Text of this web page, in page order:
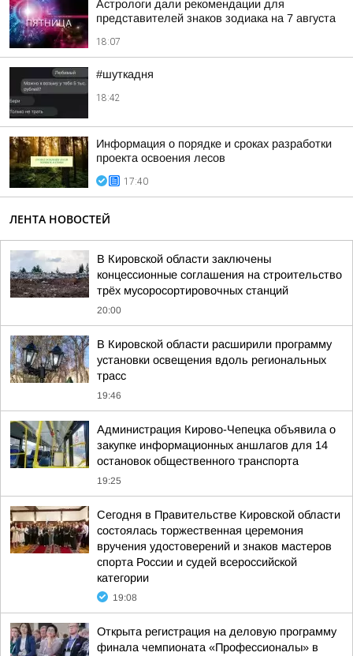
Астрологи дали рекомендации для
представителей знаков зодиака на 7 августа
18:07
#шуткадня
18:42
Информация о порядке и сроках разработки
проекта освоения лесов
17:40
ЛЕНТА НОВОСТЕЙ
В Кировской области заключены
концессионные соглашения на строительство
трёх мусоросортировочных станций
20:00
В Кировской области расширили программу
установки освещения вдоль региональных
трасс
19:46
Администрация Кирово-Чепецка объявила о
закупке информационных аншлагов для 14
остановок общественного транспорта
19:25
Сегодня в Правительстве Кировской области
состоялась торжественная церемония
вручения удостоверений и знаков мастеров
спорта России и судей всероссийской
категории
19:08
Открыта регистрация на деловую программу
финала чемпионата «Профессионалы» в